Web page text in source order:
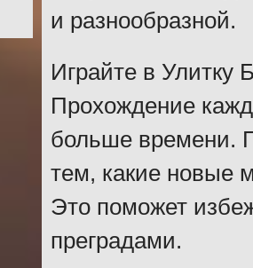
и разнообразной.
Играйте в Улитку
Прохождение
больше времени.
тем, какие новые
Это поможет
преградами.